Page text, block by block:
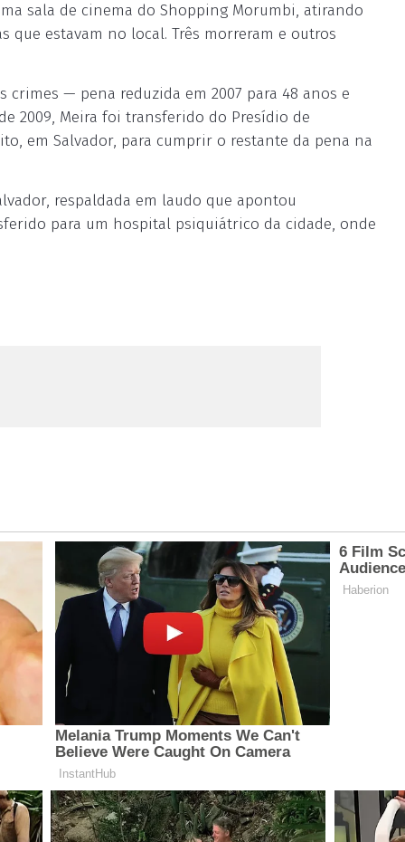
sala de cinema do Shopping Morumbi, atirando
que estavam no local. Três morreram e outros
crimes — pena reduzida em 2007 para 48 anos e
2009, Meira foi transferido do Presídio de
em Salvador, para cumprir o restante da pena na
respaldada em laudo que apontou
para um hospital psiquiátrico da cidade, onde